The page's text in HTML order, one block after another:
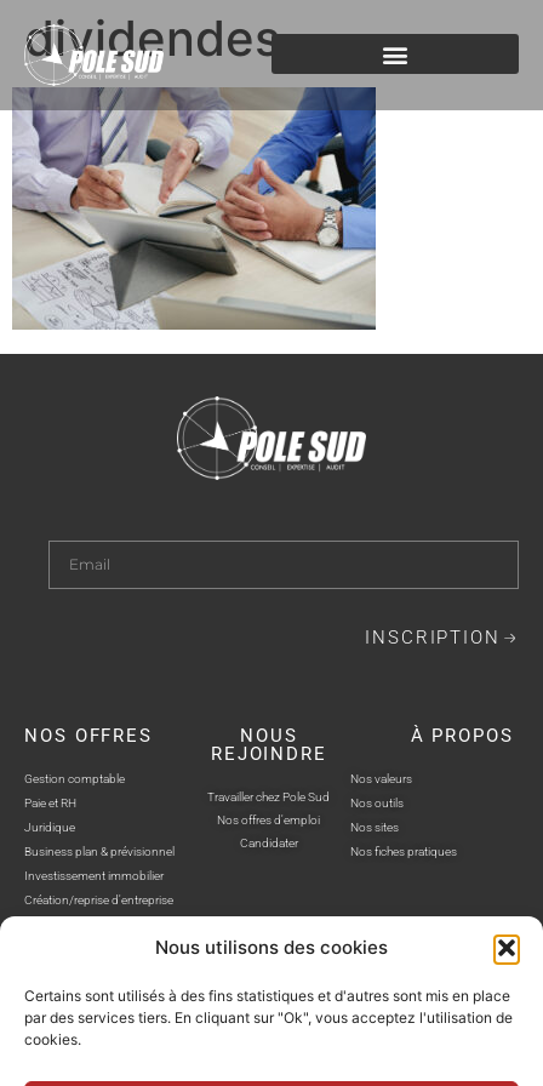
Nous utilisons des cookies
Certains sont utilisés à des fins statistiques et d'autres sont mis en place
par des services tiers. En cliquant sur "Ok", vous acceptez l'utilisation de
cookies.
dividendes
INSCRIPTION
NOS OFFRES
Gestion comptable
Paie et RH
Juridique
Business plan & prévisionnel
Investissement immobilier
Création/reprise d'entreprise
NOUS
REJOINDRE
Travailler chez Pole Sud
Nos offres d'emploi
Candidater
À PROPOS
Nos valeurs
Nos outils
Nos sites
Nos fiches pratiques
POLE SUD, TOUS DROITS RÉSERVÉS © SITE WEB RÉALISÉ PAR AUSTRA
Politique de confidentialitéMentions légalesGestion cookies